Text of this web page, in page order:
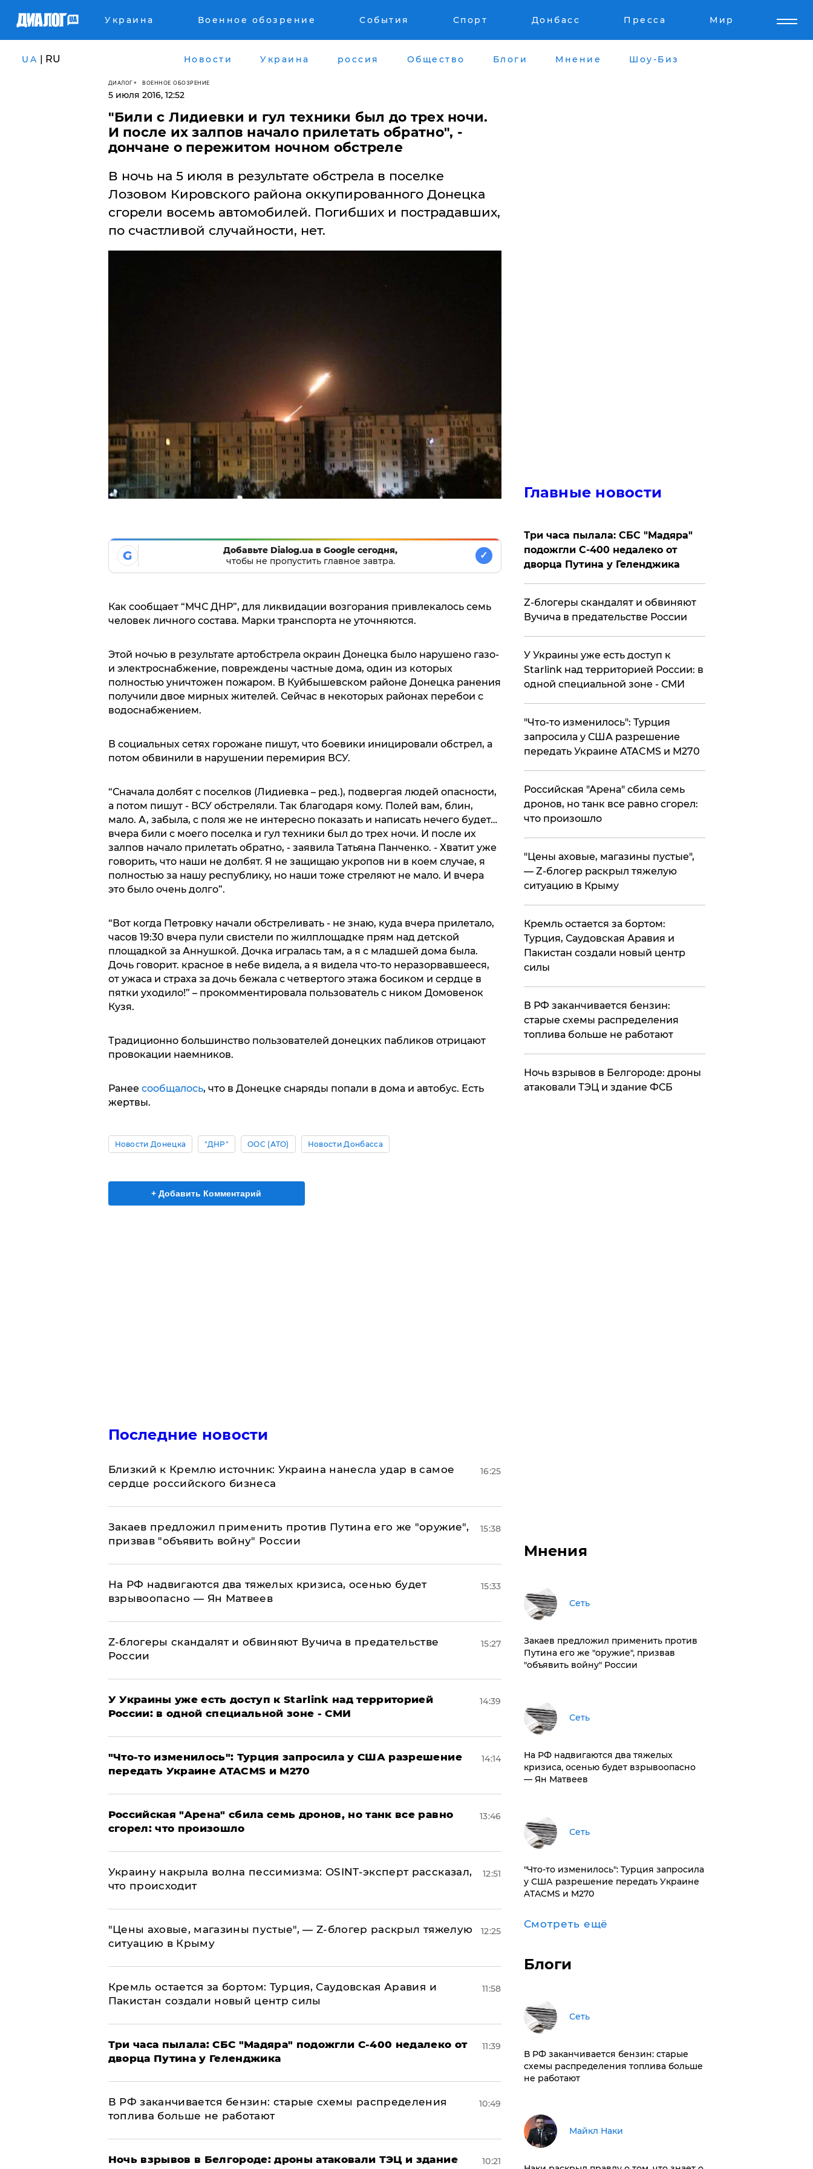
Украина Военное обозрение События Спорт Донбасс Пресса Мир
UA | RU Новости Украина россия Общество Блоги Мнение Шоу-Биз
ДИАЛОГ ВОЕННОЕ ОБОЗРЕНИЕ
5 июля 2016, 12:52
"Били с Лидиевки и гул техники был до трех ночи.
И после их залпов начало прилетать обратно", -
дончане о пережитом ночном обстреле
​В ночь на 5 июля в результате обстрела в поселке
Лозовом Кировского района оккупированного Донецка
сгорели восемь автомобилей. Погибших и пострадавших,
по счастливой случайности, нет.
G
Добавьте Dialog.ua в Google сегодня,
чтобы не пропустить главное завтра.
✓
Как сообщает “МЧС ДНР”, для ликвидации возгорания привлекалось семь
человек личного состава. Марки транспорта не уточняются.
Этой ночью в результате артобстрела окраин Донецка было нарушено газо-
и электроснабжение, повреждены частные дома, один из которых
полностью уничтожен пожаром. В Куйбышевском районе Донецка ранения
получили двое мирных жителей. Сейчас в некоторых районах перебои с
водоснабжением.
В социальных сетях горожане пишут, что боевики иницировали обстрел, а
потом обвинили в нарушении перемирия ВСУ.
“Сначала долбят с поселков (Лидиевка – ред.), подвергая людей опасности,
а потом пишут - ВСУ обстреляли. Так благодаря кому. Полей вам, блин,
мало. А, забыла, с поля же не интересно показать и написать нечего будет…
вчера били с моего поселка и гул техники был до трех ночи. И после их
залпов начало прилетать обратно, - заявила Татьяна Панченко. - Хватит уже
говорить, что наши не долбят. Я не защищаю укропов ни в коем случае, я
полностью за нашу республику, но наши тоже стреляют не мало. И вчера
это было очень долго”.
“Вот когда Петровку начали обстреливать - не знаю, куда вчера прилетало,
часов 19:30 вчера пули свистели по жилплощадке прям над детской
площадкой за Аннушкой. Дочка игралась там, а я с младшей дома была.
Дочь говорит. красное в небе видела, а я видела что-то неразорвавшееся,
от ужаса и страха за дочь бежала с четвертого этажа босиком и сердце в
пятки уходило!” – прокомментировала пользователь с ником Домовенок
Кузя.
Традиционно большинство пользователей донецких пабликов отрицают
провокации наемников.
Ранее сообщалось, что в Донецке снаряды попали в дома и автобус. Есть
жертвы.
Новости Донецка "ДНР" ООС (АТО) Новости Донбасса
+ Добавить Комментарий
Последние новости
Близкий к Кремлю источник: Украина нанесла удар в самое
сердце российского бизнеса
16:25
Закаев предложил применить против Путина его же "оружие",
призвав "объявить войну" России
15:38
На РФ надвигаются два тяжелых кризиса, осенью будет
взрывоопасно — Ян Матвеев
15:33
Z-блогеры скандалят и обвиняют Вучича в предательстве
России
15:27
У Украины уже есть доступ к Starlink над территорией
России: в одной специальной зоне - СМИ
14:39
​"Что-то изменилось": Турция запросила у США разрешение
передать Украине ATACMS и M270
14:14
​Российская "Арена" сбила семь дронов, но танк все равно
сгорел: что произошло
13:46
​Украину накрыла волна пессимизма: OSINT-эксперт рассказал,
что происходит
12:51
​"Цены аховые, магазины пустые", — Z-блогер раскрыл тяжелую
ситуацию в Крыму
12:25
​Кремль остается за бортом: Турция, Саудовская Аравия и
Пакистан создали новый центр силы
11:58
Три часа пылала: СБС "Мадяра" подожгли С-400 недалеко от
дворца Путина у Геленджика
11:39
​В РФ заканчивается бензин: старые схемы распределения
топлива больше не работают
10:49
​Ночь взрывов в Белгороде: дроны атаковали ТЭЦ и здание
10:21
Главные новости
Три часа пылала: СБС "Мадяра"
подожгли С-400 недалеко от
дворца Путина у Геленджика
Z-блогеры скандалят и обвиняют
Вучича в предательстве России
У Украины уже есть доступ к
Starlink над территорией России: в
одной специальной зоне - СМИ
​"Что-то изменилось": Турция
запросила у США разрешение
передать Украине ATACMS и M270
​Российская "Арена" сбила семь
дронов, но танк все равно сгорел:
что произошло
​"Цены аховые, магазины пустые",
— Z-блогер раскрыл тяжелую
ситуацию в Крыму
​Кремль остается за бортом:
Турция, Саудовская Аравия и
Пакистан создали новый центр
силы
​В РФ заканчивается бензин:
старые схемы распределения
топлива больше не работают
​Ночь взрывов в Белгороде: дроны
атаковали ТЭЦ и здание ФСБ
Мнения
Сеть
Закаев предложил применить против
Путина его же "оружие", призвав
"объявить войну" России
Сеть
На РФ надвигаются два тяжелых
кризиса, осенью будет взрывоопасно
— Ян Матвеев
Сеть
​"Что-то изменилось": Турция запросила
у США разрешение передать Украине
ATACMS и M270
Смотреть ещё
Блоги
Сеть
​В РФ заканчивается бензин: старые
схемы распределения топлива больше
не работают
Майкл Наки